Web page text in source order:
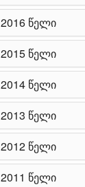
2016 წელი
2015 წელი
2014 წელი
2013 წელი
2012 წელი
2011 წელი